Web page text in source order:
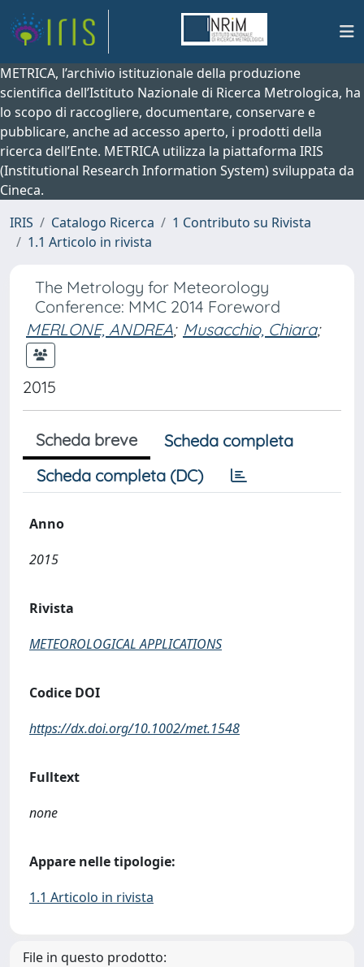
METRICA, l’archivio istituzionale della produzione
scientifica dell’Istituto Nazionale di Ricerca Metrologica, ha
lo scopo di raccogliere, documentare, conservare e
pubblicare, anche ad accesso aperto, i prodotti della
ricerca dell’Ente. METRICA utilizza la piattaforma IRIS
(Institutional Research Information System) sviluppata da
Cineca.
IRIS
Catalogo Ricerca
1 Contributo su Rivista
1.1 Articolo in rivista
The Metrology for Meteorology
Conference: MMC 2014 Foreword
MERLONE, ANDREA; Musacchio, Chiara;
2015
Scheda breve
Scheda completa
Scheda completa (DC)
Anno
2015
Rivista
METEOROLOGICAL APPLICATIONS
Codice DOI
https://dx.doi.org/10.1002/met.1548
Fulltext
none
Appare nelle tipologie:
1.1 Articolo in rivista
File in questo prodotto: